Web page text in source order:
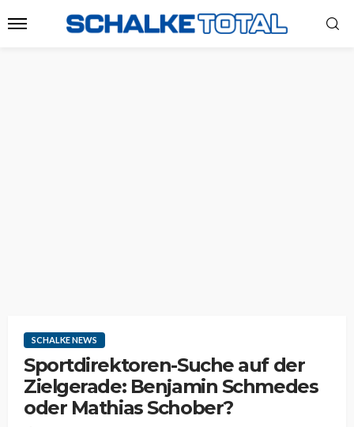
SCHALKE NEWS
Sportdirektoren-Suche auf der
Zielgerade: Benjamin Schmedes
oder Mathias Schober?